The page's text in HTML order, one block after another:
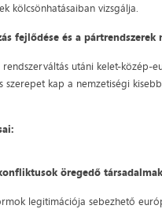
kölcsönhatásaiban vizsgálja.
fejlődése és a pártrendszerek
utáni kelet-közép-
szerepet kap a nemzetiségi
öregedő
legitimációja sebezhető